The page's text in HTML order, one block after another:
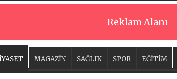
Reklam Alanı
MAGAZİN SAĞLIK SPOR EĞİTİM